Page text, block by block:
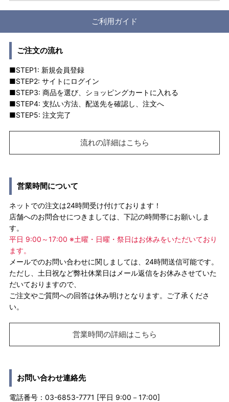
ご利用ガイド
ご注文の流れ
■STEP1: 新規会員登録
■STEP2: サイトにログイン
■STEP3: 商品を選び、ショッピングカートに入れる
■STEP4: 支払い方法、配送先を確認し、注文へ
■STEP5: 注文完了
流れの詳細はこちら
営業時間について
ネットでの注文は24時間受け付けております！
店舗へのお問合せにつきましては、下記の時間帯にお願いしま
す。
平日 9:00～17:00 ※土曜・日曜・祭日はお休みをいただいており
ます。
メールでのお問い合わせに関しましては、24時間送信可能です。
ただし、土日祝など弊社休業日はメール返信をお休みさせていた
だいておりますので、
ご注文やご質問への回答は休み明けとなります。ご了承くださ
い。
営業時間の詳細はこちら
お問い合わせ連絡先
電話番号：03-6853-7771 [平日 9:00－17:00]